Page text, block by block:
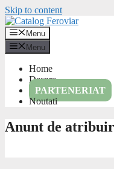
Skip to content
Menu
Menu
Home
Despre
PARTENERIAT
Noutati
Anunt de